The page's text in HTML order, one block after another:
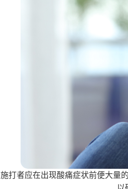
施打者应在出现酸痛症状前便大量